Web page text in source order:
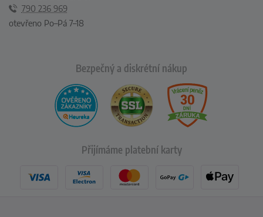
790 236 969
otevřeno Po–Pá 7–18
Bezpečný a diskrétní nákup
Přijímáme platební karty